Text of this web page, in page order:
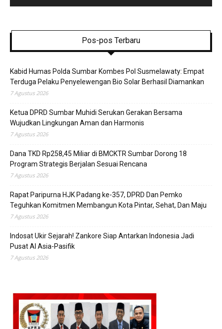
Pos-pos Terbaru
Kabid Humas Polda Sumbar Kombes Pol Susmelawaty: Empat
Terduga Pelaku Penyelewengan Bio Solar Berhasil Diamankan
7 Agustus 2026
Ketua DPRD Sumbar Muhidi Serukan Gerakan Bersama
Wujudkan Lingkungan Aman dan Harmonis
7 Agustus 2026
Dana TKD Rp258,45 Miliar di BMCKTR Sumbar Dorong 18
Program Strategis Berjalan Sesuai Rencana
7 Agustus 2026
Rapat Paripurna HJK Padang ke-357, DPRD Dan Pemko
Teguhkan Komitmen Membangun Kota Pintar, Sehat, Dan Maju
7 Agustus 2026
Indosat Ukir Sejarah! Zankore Siap Antarkan Indonesia Jadi
Pusat AI Asia-Pasifik
7 Agustus 2026